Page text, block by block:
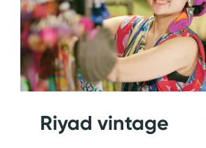
Riyad vintage